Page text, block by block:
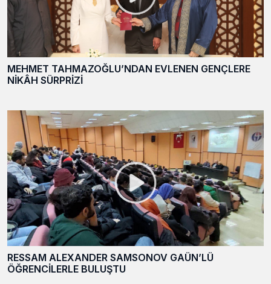
MEHMET TAHMAZOĞLU’NDAN EVLENEN GENÇLERE
NİKÂH SÜRPRİZİ
RESSAM ALEXANDER SAMSONOV GAÜN’LÜ
ÖĞRENCİLERLE BULUŞTU